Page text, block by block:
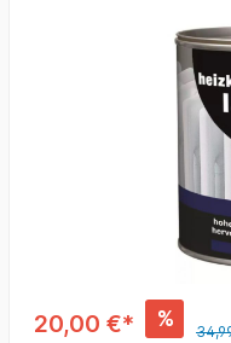
20,00 €* %